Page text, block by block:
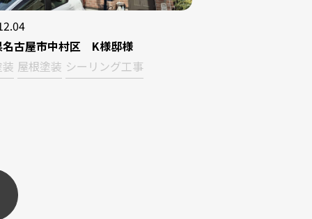
名古屋市中村区 K様邸様
屋根塗装 シーリング工事